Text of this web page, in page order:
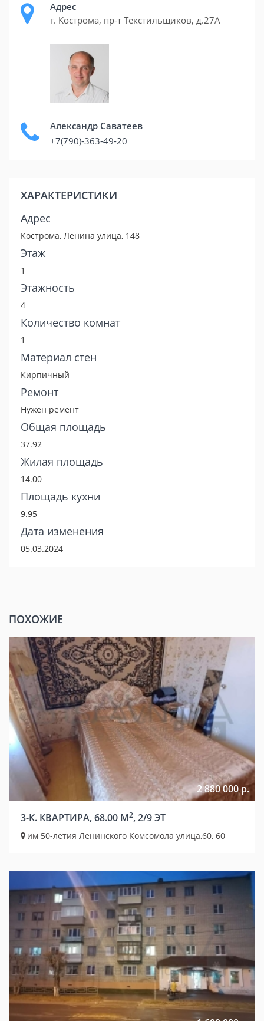
Адрес
г. Кострома, пр-т Текстильщиков, д.27А
Александр Саватеев
+7(790)-363-49-20
ХАРАКТЕРИСТИКИ
Адрес
Кострома, Ленина улица, 148
Этаж
1
Этажность
4
Количество комнат
1
Материал стен
Кирпичный
Ремонт
Нужен ремент
Общая площадь
37.92
Жилая площадь
14.00
Площадь кухни
9.95
Дата изменения
05.03.2024
ПОХОЖИЕ
2 880 000 р.
3-К. КВАРТИРА, 68.00 М2, 2/9 ЭТ
им 50-летия Ленинского Комсомола улица,60, 60